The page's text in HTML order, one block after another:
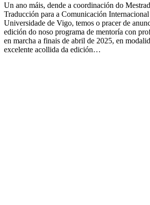
Un ano máis, dende a coordinación do
Traducción para a Comunicación
Universidade de Vigo, temos o pracer de
edición do noso programa de mentoría con
en marcha a finais de abril de 2025, en
excelente acollida da edición…